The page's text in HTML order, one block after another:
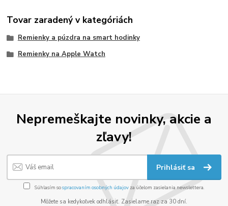
Tovar zaradený v kategóriách
Remienky a púzdra na smart hodinky
Remienky na Apple Watch
Nepremeškajte novinky, akcie a
zľavy!
Prihlásiť sa
Súhlasím sospracovaním osobných údajov za účelom zasielania newslettera.
Môžete sa kedykoľvek odhlásiť. Zasielame raz za 30 dní.